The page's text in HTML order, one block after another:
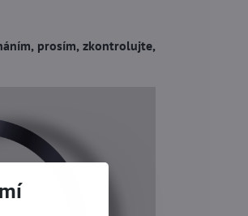
prosím, zkontrolujte,